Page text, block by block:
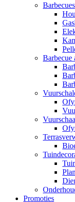
Barbecues
Barbecue
Promoties